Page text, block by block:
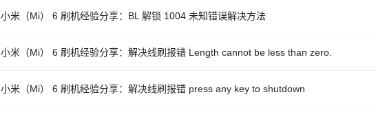
小米（Mi） 6 刷机经验分享：BL 解锁 1004 未知错误解决方法
小米（Mi） 6 刷机经验分享：解决线刷报错 Length cannot be less than zero.
小米（Mi） 6 刷机经验分享：解决线刷报错 press any key to shutdown